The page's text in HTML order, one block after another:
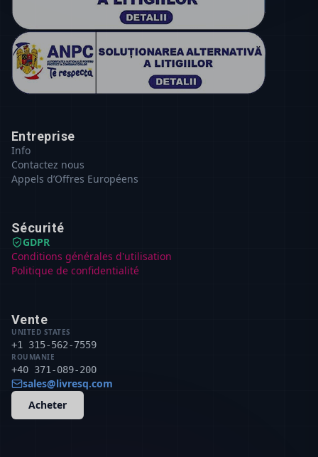
Entreprise
Info
Contactez nous
Appels d’Offres Européens
Sécurité
GDPR
Conditions générales d'utilisation
Politique de confidentialité
Vente
UNITED STATES
+1 315-562-7559
ROUMANIE
+40 371-089-200
sales@livresq.com
Acheter